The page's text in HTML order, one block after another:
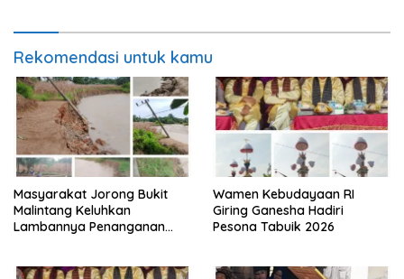
Rekomendasi untuk kamu
Masyarakat Jorong Bukit
Malintang Keluhkan
Lambannya Penanganan
Wamen Kebudayaan RI
Giring Ganesha Hadiri
Pesona Tabuik 2026